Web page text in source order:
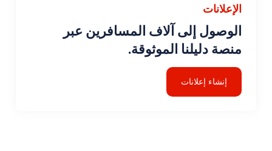
الإعلانات
الوصول إلى آلاف المسافرين عبر
منصة دليلنا الموثوقة.
إنشاء إعلانات